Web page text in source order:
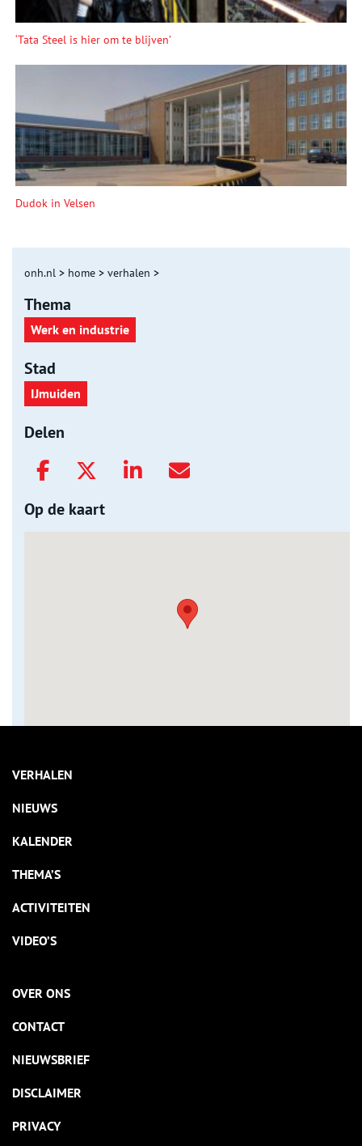
‘Tata Steel is hier om te blijven’
Dudok in Velsen
onh.nl > home > verhalen >
Thema
Werk en industrie
Stad
IJmuiden
Delen
Op de kaart
VERHALEN
NIEUWS
KALENDER
THEMA’S
ACTIVITEITEN
VIDEO’S
OVER ONS
CONTACT
NIEUWSBRIEF
DISCLAIMER
PRIVACY